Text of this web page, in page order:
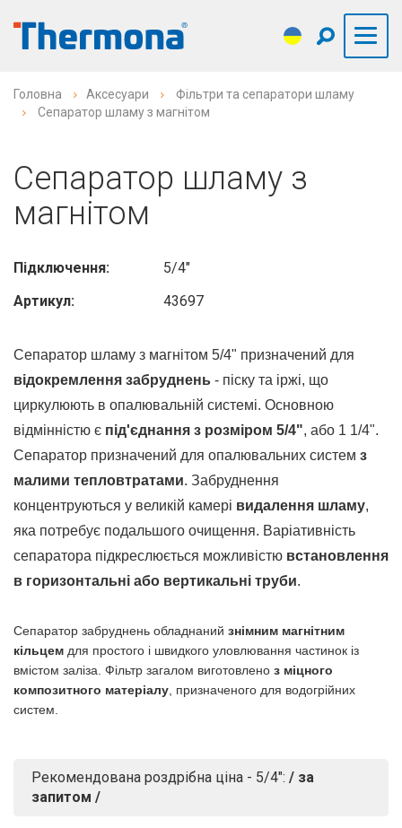
Головна Аксесуари
Фільтри та сепаратори шламу
Сепаратор шламу з магнітом
Сепаратор шламу з
магнітом
Підключення:
5/4"
Артикул:
43697
Сепаратор шламу з магнітом 5/4" призначений для
відокремлення забруднень - піску та іржі, що
циркулюють в опалювальній системі. Основною
відмінністю є під'єднання з розміром 5/4", або 1 1/4".
Сепаратор призначений для опалювальних систем з
малими тепловтратами. Забруднення
концентруються у великій камері видалення шламу,
яка потребує подальшого очищення. Варіативність
сепаратора підкреслюється можливістю встановлення
в горизонтальні або вертикальні труби.
Сепаратор забруднень обладнаний знімним магнітним
кільцем для простого і швидкого уловлювання частинок із
вмістом заліза. Фільтр загалом виготовлено з міцного
композитного матеріалу , призначеного для водогрійних
систем.
Рекомендована роздрібна ціна - 5/4": / за
запитом /